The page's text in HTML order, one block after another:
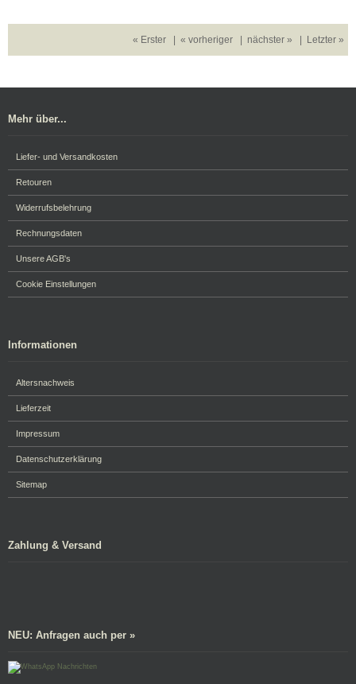
« Erster | « vorheriger | nächster » | Letzter »
Mehr über...
Liefer- und Versandkosten
Retouren
Widerrufsbelehrung
Rechnungsdaten
Unsere AGB's
Cookie Einstellungen
Informationen
Altersnachweis
Lieferzeit
Impressum
Datenschutzerklärung
Sitemap
Zahlung & Versand
NEU: Anfragen auch per »